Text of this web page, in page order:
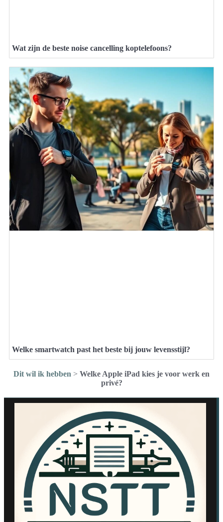
Wat zijn de beste noise cancelling koptelefoons?
Welke smartwatch past het beste bij jouw levensstijl?
Dit wil ik hebben > Welke Apple iPad kies je voor werk en
privé?